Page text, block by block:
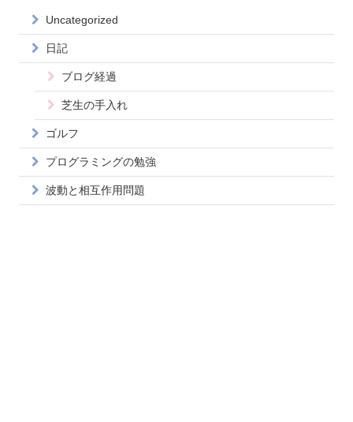
Uncategorized
日記
ブログ経過
芝生の手入れ
ゴルフ
プログラミングの勉強
波動と相互作用問題